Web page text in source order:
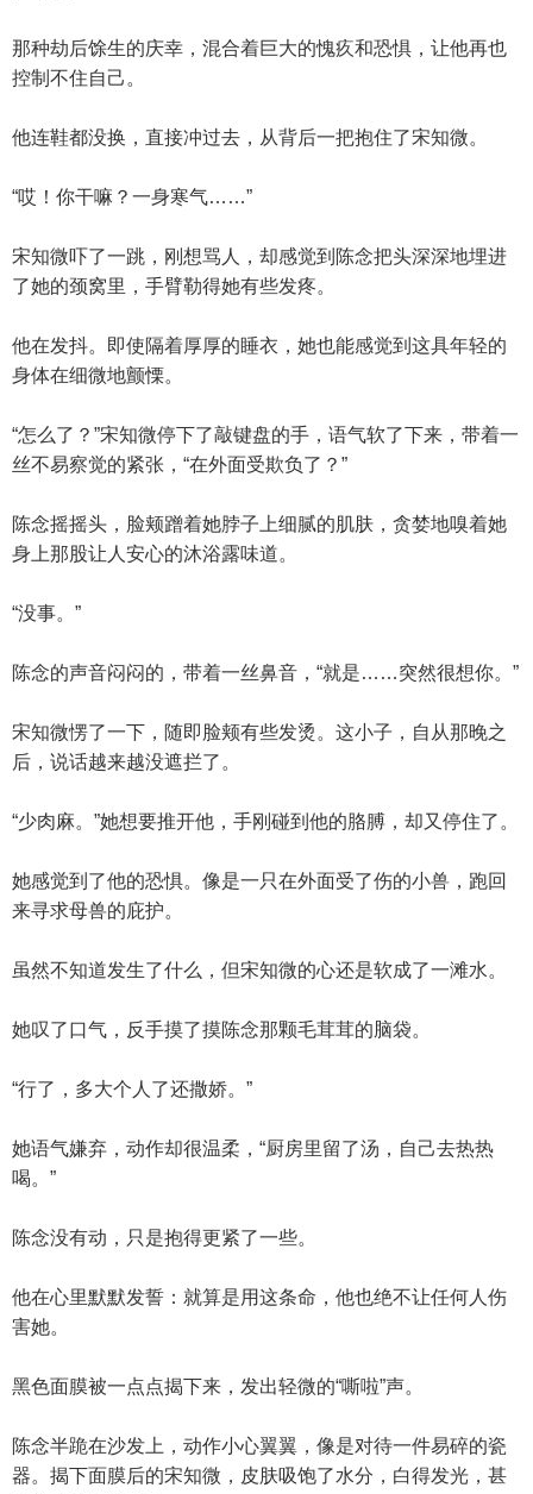
那种劫后馀生的庆幸，混合着巨大的愧疚和恐惧，让他再也
控制不住自己。
他连鞋都没换，直接冲过去，从背后一把抱住了宋知微。
“哎！你干嘛？一身寒气……”
宋知微吓了一跳，刚想骂人，却感觉到陈念把头深深地埋进
了她的颈窝里，手臂勒得她有些发疼。
他在发抖。即使隔着厚厚的睡衣，她也能感觉到这具年轻的
身体在细微地颤慄。
“怎么了？”宋知微停下了敲键盘的手，语气软了下来，带着一
丝不易察觉的紧张，“在外面受欺负了？”
陈念摇摇头，脸颊蹭着她脖子上细腻的肌肤，贪婪地嗅着她
身上那股让人安心的沐浴露味道。
“没事。”
陈念的声音闷闷的，带着一丝鼻音，“就是……突然很想你。”
宋知微愣了一下，随即脸颊有些发烫。这小子，自从那晚之
后，说话越来越没遮拦了。
“少肉麻。”她想要推开他，手刚碰到他的胳膊，却又停住了。
她感觉到了他的恐惧。像是一只在外面受了伤的小兽，跑回
来寻求母兽的庇护。
虽然不知道发生了什么，但宋知微的心还是软成了一滩水。
她叹了口气，反手摸了摸陈念那颗毛茸茸的脑袋。
“行了，多大个人了还撒娇。”
她语气嫌弃，动作却很温柔，“厨房里留了汤，自己去热热
喝。”
陈念没有动，只是抱得更紧了一些。
他在心里默默发誓：就算是用这条命，他也绝不让任何人伤
害她。
黑色面膜被一点点揭下来，发出轻微的“嘶啦”声。
陈念半跪在沙发上，动作小心翼翼，像是对待一件易碎的瓷
器。揭下面膜后的宋知微，皮肤吸饱了水分，白得发光，甚